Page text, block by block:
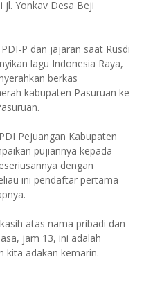
jl. Yonkav Desa Beji
P dan jajaran saat Rusdi
lagu Indonesia Raya,
berkas
kabupaten Pasuruan ke
Pejuangan Kabupaten
pujiannya kepada
dengan
ini pendaftar pertama
atas nama pribadi dan
jam 13, ini adalah
kita adakan kemarin.